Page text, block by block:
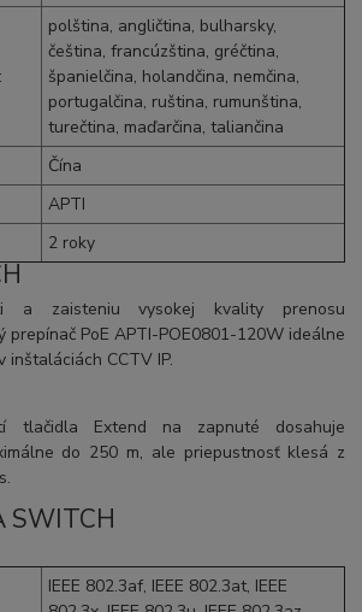
:
polština, angličtina, bulharsky,
čeština, francúzština, gréčtina,
španielčina, holandčina, nemčina,
portugalčina, ruština, rumunština,
turečtina, maďarčina, taliančina
Čína
APTI
2 roky
a zaisteniu vysokej kvality prenosu
prepínač PoE APTI-POE0801-120W ideálne
inštaláciách CCTV IP.
tlačidla Extend na zapnuté dosahuje
do 250 m, ale priepustnosť klesá z
SWITCH
IEEE 802.3af, IEEE 802.3at, IEEE